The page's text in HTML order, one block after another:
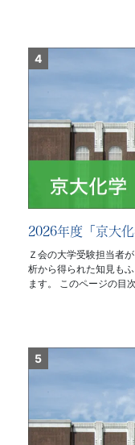
2026年度「京大
Ｚ会の大学受験担当者
析から得られた知見も
ます。 このページの目